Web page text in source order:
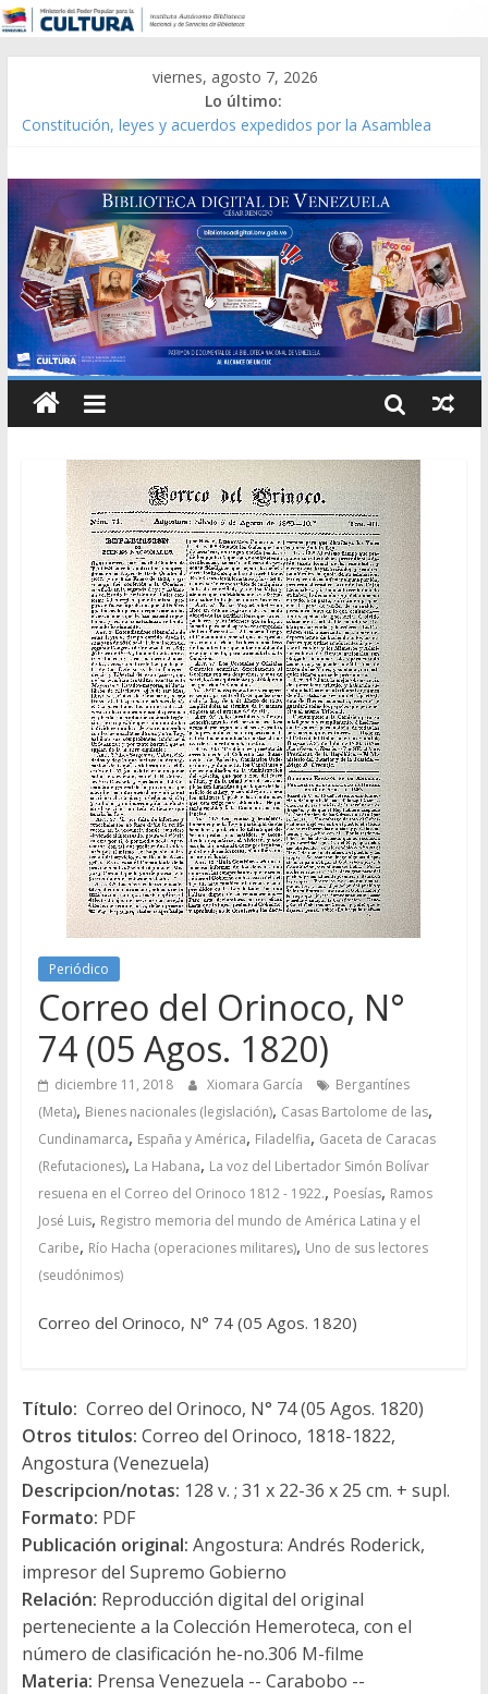
viernes, agosto 7, 2026
Lo último:
Constitución, leyes y acuerdos expedidos por la Asamblea
Modesta Bor Sánchez [material gráfico]
Gaceta Oficial de la República de Venezuela año CXXXIII Mes V,
Caracas 09 de marzo de 2006 N° 38.394
Catálogo temático de obras de Modesta Bor
Periódico
Correo del Orinoco, N°
74 (05 Agos. 1820)
diciembre 11, 2018 Xiomara García
Bergantínes
(Meta), Bienes nacionales (legislación), Casas Bartolome de las,
Cundinamarca, España y América, Filadelfia, Gaceta de Caracas
(Refutaciones), La Habana, La voz del Libertador Simón Bolívar
resuena en el Correo del Orinoco 1812 - 1922., Poesías, Ramos
José Luis, Registro memoria del mundo de América Latina y el
Caribe, Río Hacha (operaciones militares), Uno de sus lectores
(seudónimos)
Correo del Orinoco, N° 74 (05 Agos. 1820)
Título: Correo del Orinoco, N° 74 (05 Agos. 1820)
Otros titulos: Correo del Orinoco, 1818-1822,
Angostura (Venezuela)
Descripcion/notas: 128 v. ; 31 x 22-36 x 25 cm. + supl.
Formato: PDF
Publicación original: Angostura: Andrés Roderick,
impresor del Supremo Gobierno
Relación: Reproducción digital del original
perteneciente a la Colección Hemeroteca, con el
número de clasificación he-no.306 M-filme
Materia: Prensa Venezuela -- Carabobo --